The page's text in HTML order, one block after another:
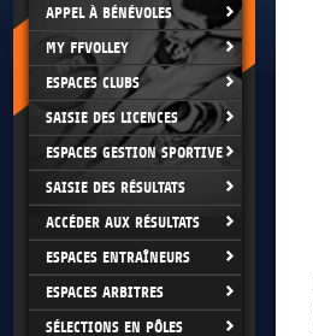
APPEL À BÉNÉVOLES
MY FFVOLLEY
ESPACES CLUBS
SAISIE DES LICENCES
ESPACES GESTION SPORTIVE
SAISIE DES RÉSULTATS
ACCÉDER AUX RÉSULTATS
ESPACES ENTRAÎNEURS
ESPACES ARBITRES
SÉLECTIONS EN PÔLES